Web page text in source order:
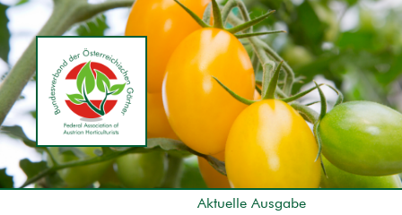
Aktuelle Ausgabe